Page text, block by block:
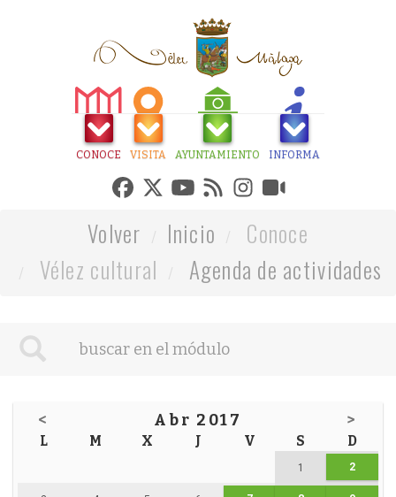
CONOCE VISITA AYUNTAMIENTO INFORMA
Volver Inicio
Conoce
Vélez cultural
Agenda de actividades
< Abr 2017 >
L M X J V S D
1 2